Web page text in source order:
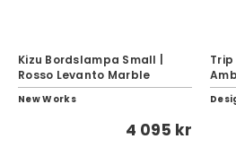
Kizu Bordslampa Small |
Rosso Levanto Marble
New Works
4 095 kr